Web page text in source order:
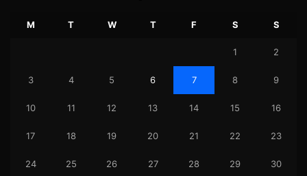
M T W T F S S
1 2
3 4 5 6 7 8 9
10 11 12 13 14 15 16
17 18 19 20 21 22 23
24 25 26 27 28 29 30